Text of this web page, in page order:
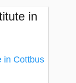
in
in Cottbus